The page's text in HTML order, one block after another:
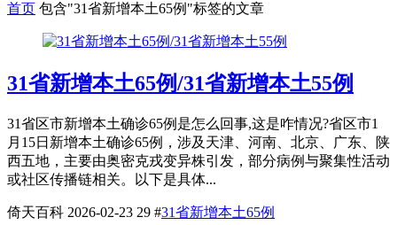
首页 包含"31省新增本土65例"标签的文章
31省新增本土65例/31省新增本土55例
31省区市新增本土确诊65例是怎么回事,这是咋情况?省区市1
月15日新增本土确诊65例，涉及天津、河南、北京、广东、陕
西五地，主要由奥密克戎变异株引发，部分病例与聚集性活动
或社区传播链相关。以下是具体...
倚天百科 2026-02-23 29 #31省新增本土65例